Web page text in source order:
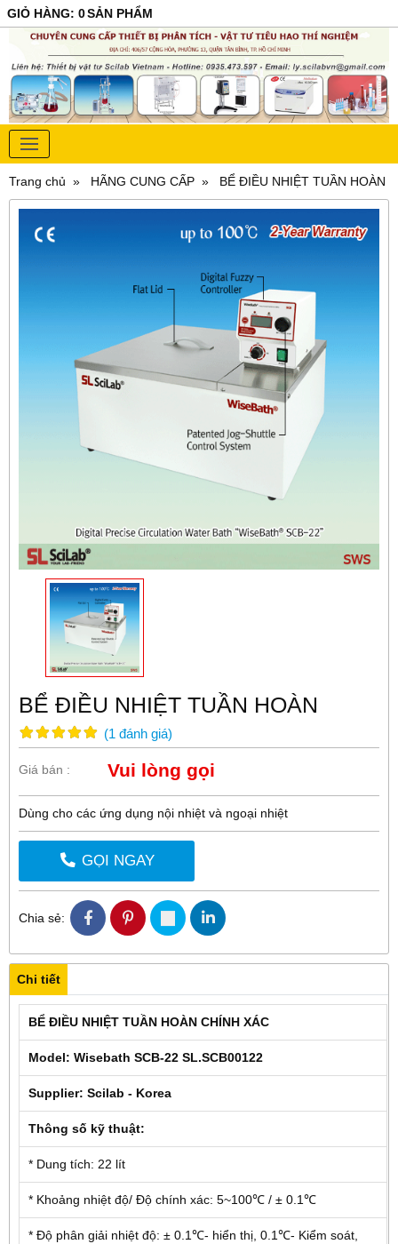
GIỎ HÀNG: 0SẢN PHẨM
Trang chủ HÃNG CUNG CẤP BỂ ĐIỀU NHIỆT TUẦN HOÀN
BỂ ĐIỀU NHIỆT TUẦN HOÀN
(1 đánh giá)
Giá bán : Vui lòng gọi
Dùng cho các ứng dụng nội nhiệt và ngoại nhiệt
GỌI NGAY
Chia sẻ:
Chi tiết
BỂ ĐIỀU NHIỆT TUẦN HOÀN CHÍNH XÁC
Model: Wisebath SCB-22 SL.SCB00122
Supplier: Scilab - Korea
Thông số kỹ thuật:
* Dung tích: 22 lít
* Khoảng nhiệt độ/ Độ chính xác: 5~100℃ / ± 0.1℃
* Độ phân giải nhiệt độ: ± 0.1℃- hiển thị, 0.1℃- Kiểm soát,